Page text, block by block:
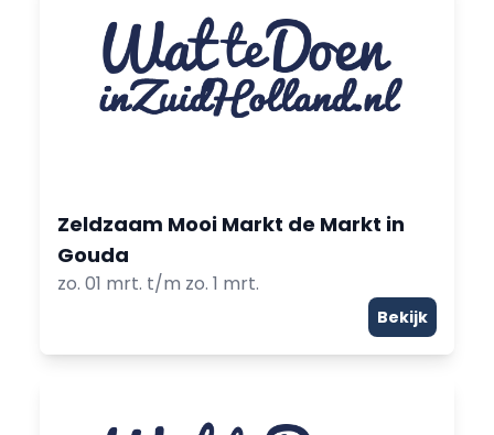
Zeldzaam Mooi Markt de Markt in
Gouda
zo. 01 mrt. t/m zo. 1 mrt.
Bekijk